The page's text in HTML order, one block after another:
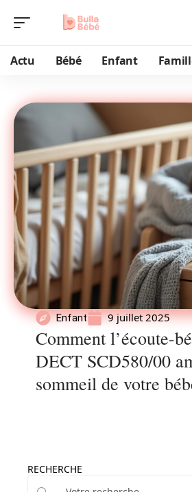
Actu Bébé Enfant
Enfant 9 juillet 2025
Comment l’écoute-
DECT SCD580/00
sommeil de votre
RECHERCHE